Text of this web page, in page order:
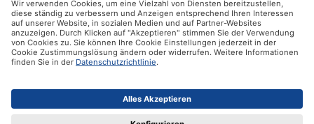
Social Media
Alle Preise inkl. gesetzl. Mehrwertsteuer zzgl.
und ggf. Nachnahmegebühren, wenn nicht anders angegeben.